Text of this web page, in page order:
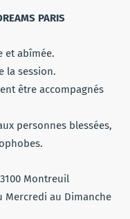
PARIS
et abîmée.
la session.
être accompagnés
personnes blessées,
Montreuil
Mercredi au Dimanche